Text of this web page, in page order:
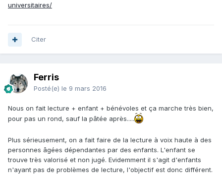
universitaires/
Citer
Ferris
Posté(e) le 9 mars 2016
Nous on fait lecture + enfant + bénévoles et ça marche très bien,
pour pas un rond, sauf la pâtée après.....
Plus sérieusement, on a fait faire de la lecture à voix haute à des
personnes âgées dépendantes par des enfants. L'enfant se
trouve très valorisé et non jugé. Evidemment il s'agit d'enfants
n'ayant pas de problèmes de lecture, l'objectif est donc différent.